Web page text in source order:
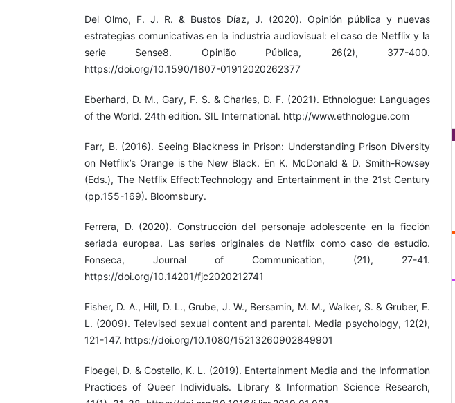
Del Olmo, F. J. R. & Bustos Díaz, J. (2020). Opinión pública y nuevas
estrategias comunicativas en la industria audiovisual: el caso de Netflix y la
serie Sense8. Opinião Pública, 26(2), 377-400.
https://doi.org/10.1590/1807-01912020262377
Eberhard, D. M., Gary, F. S. & Charles, D. F. (2021). Ethnologue: Languages
of the World. 24th edition. SIL International. http://www.ethnologue.com
Farr, B. (2016). Seeing Blackness in Prison: Understanding Prison Diversity
on Netflix’s Orange is the New Black. En K. McDonald & D. Smith-Rowsey
(Eds.), The Netflix Effect:Technology and Entertainment in the 21st Century
(pp.155-169). Bloomsbury.
Ferrera, D. (2020). Construcción del personaje adolescente en la ficción
seriada europea. Las series originales de Netflix como caso de estudio.
Fonseca, Journal of Communication, (21), 27-41.
https://doi.org/10.14201/fjc2020212741
Fisher, D. A., Hill, D. L., Grube, J. W., Bersamin, M. M., Walker, S. & Gruber, E.
L. (2009). Televised sexual content and parental. Media psychology, 12(2),
121-147. https://doi.org/10.1080/15213260902849901
Floegel, D. & Costello, K. L. (2019). Entertainment Media and the Information
Practices of Queer Individuals. Library & Information Science Research,